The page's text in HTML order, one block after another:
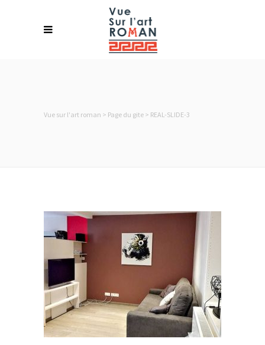
Vue sur l'art roman > Page du gite > REAL-SLIDE-3
Romane” (Romanesque road) and the
Alsace wine route, it is the ideal base for a
cultural, historical and gastronomic 100%
Contact
Laurence & Stéphane
1A rue du Gal Bosch, 67560 ROSHEIM
Le gîte : 32 rue du Général de Gaulle,
67560 ROSHEIM
07 82 40 90 02